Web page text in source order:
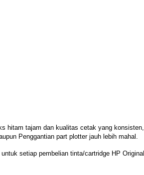
hitam tajam dan kualitas cetak yang
Penggantian part plotter jauh lebih mahal.
untuk setiap pembelian tinta/cartridge HP